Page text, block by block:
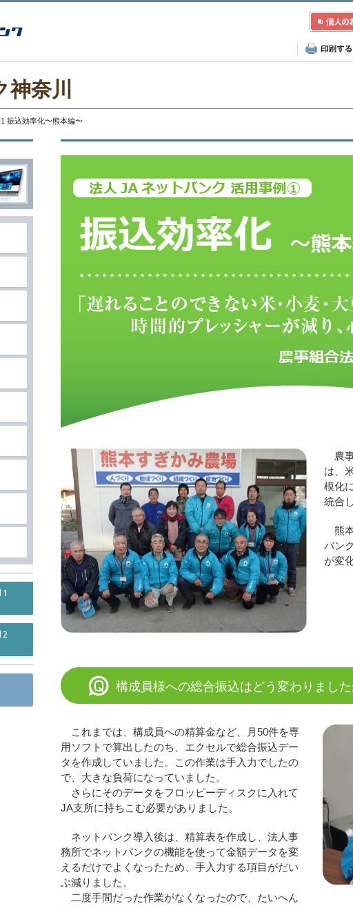
奈川
振込効率化〜熊本編〜
農
は、
模化
統合
熊
バン
が変
構成員様への総合振込はどう変わりまし
これまでは、構成員への精算金など、月50件を専
用ソフトで算出したのち、エクセルで総合振込デー
タを作成していました。この作業は手入力でしたの
で、大きな負荷になっていました。
さらにそのデータをフロッピーディスクに入れて
JA支所に持ちこむ必要がありました。
ネットバンク導入後は、精算表を作成し、法人事
務所でネットバンクの機能を使って金額データを変
えるだけでよくなったため、手入力する項目がだい
ぶ減りました。
二度手間だった作業がなくなったので、たいへん